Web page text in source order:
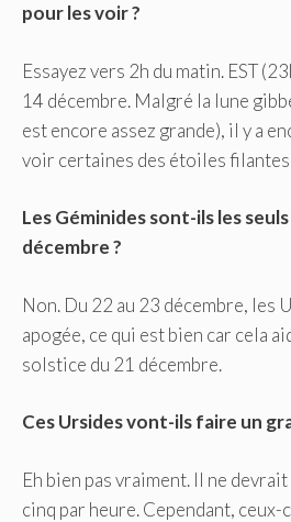
pour les voir ?
Essayez vers 2h du matin. EST
14 décembre. Malgré la lune
est encore assez grande), il y a
voir certaines des étoiles
Les Géminides sont-ils les
décembre ?
Non. Du 22 au 23 décembre, les
apogée, ce qui est bien car cela
solstice du 21 décembre.
Ces Ursides vont-ils faire un
Eh bien pas vraiment. Il ne
cinq par heure. Cependant,